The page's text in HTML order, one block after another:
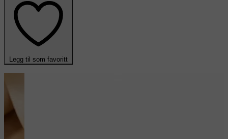
Legg til som favoritt